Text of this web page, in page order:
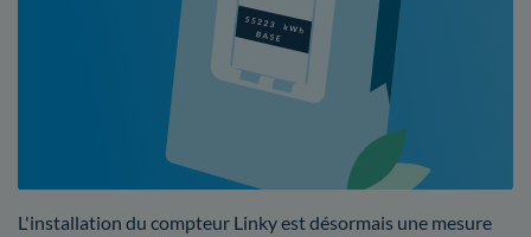
L'installation du compteur Linky est désormais une mesure